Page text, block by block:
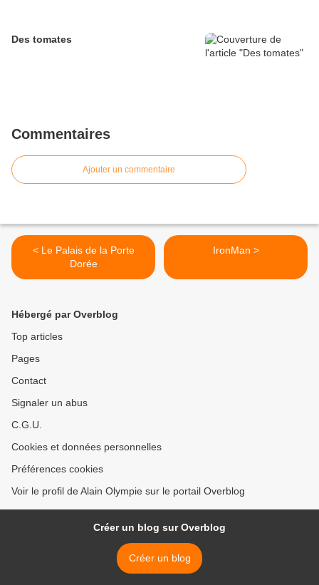
Des tomates
Commentaires
Ajouter un commentaire
< Le Palais de la Porte
Dorée
IronMan >
Hébergé par Overblog
Top articles
Pages
Contact
Signaler un abus
C.G.U.
Cookies et données personnelles
Préférences cookies
Voir le profil de Alain Olympie sur le portail Overblog
Créer un blog sur Overblog
Créer un blog